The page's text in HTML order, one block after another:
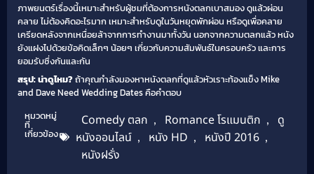
ภาพยนตร์เรื่องนี้เหมาะสำหรับผู้ชมที่ต้องการหนังตลกเบาสมอง ดูแล้วผ่อน
คลาย ไม่ต้องคิดอะไรมาก เหมาะสำหรับดูในวันหยุดพักผ่อน หรือดูเพื่อคลาย
เครียดหลังจากเหนื่อยล้าจากการทำงานมาทั้งวัน นอกจากความตลกแล้ว หนัง
ยังแฝงไปด้วยข้อคิดเล็กๆ น้อยๆ เกี่ยวกับความสัมพันธ์ในครอบครัว และการ
ยอมรับซึ่งกันและกัน
สรุป: น่าดูไหม?ถ้าคุณกำลังมองหาหนังตลกที่ดูแล้วหัวเราะท้องแข็ง Mike
and Dave Need Wedding Dates คือคำตอบ
หมวดหมู่
ที่
เกี่ยวข้อง
Comedy ตลก , Romance โรแมนติก ,
ดู
หนังออนไลน์ , หนัง HD , หนังปี 2016 ,
หนังฝรั่ง